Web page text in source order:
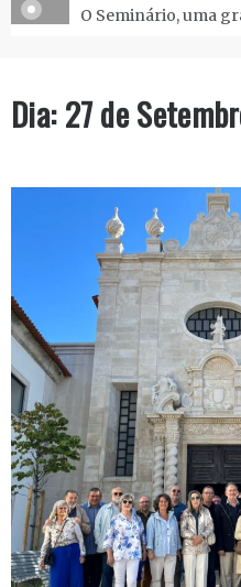
O Seminário, uma
Dia:27 de